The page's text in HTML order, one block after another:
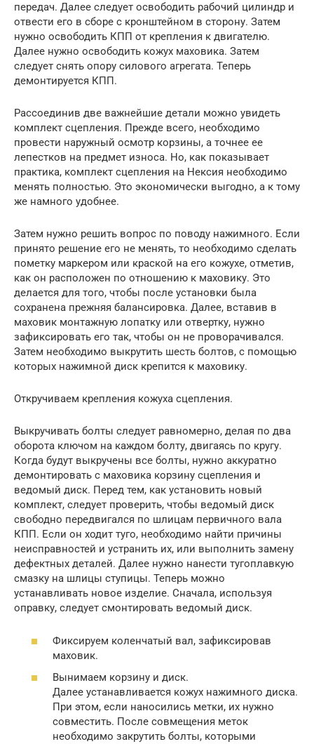
передач. Далее следует освободить рабочий цилиндр и
отвести его в сборе с кронштейном в сторону. Затем
нужно освободить КПП от крепления к двигателю.
Далее нужно освободить кожух маховика. Затем
следует снять опору силового агрегата. Теперь
демонтируется КПП.
Рассоединив две важнейшие детали можно увидеть
комплект сцепления. Прежде всего, необходимо
провести наружный осмотр корзины, а точнее ее
лепестков на предмет износа. Но, как показывает
практика, комплект сцепления на Нексия необходимо
менять полностью. Это экономически выгодно, а к тому
же намного удобнее.
Затем нужно решить вопрос по поводу нажимного. Если
принято решение его не менять, то необходимо сделать
пометку маркером или краской на его кожухе, отметив,
как он расположен по отношению к маховику. Это
делается для того, чтобы после установки была
сохранена прежняя балансировка. Далее, вставив в
маховик монтажную лопатку или отвертку, нужно
зафиксировать его так, чтобы он не проворачивался.
Затем необходимо выкрутить шесть болтов, с помощью
которых нажимной диск крепится к маховику.
Откручиваем крепления кожуха сцепления.
Выкручивать болты следует равномерно, делая по два
оборота ключом на каждом болту, двигаясь по кругу.
Когда будут выкручены все болты, нужно аккуратно
демонтировать с маховика корзину сцепления и
ведомый диск. Перед тем, как установить новый
комплект, следует проверить, чтобы ведомый диск
свободно передвигался по шлицам первичного вала
КПП. Если он ходит туго, необходимо найти причины
неисправностей и устранить их, или выполнить замену
дефектных деталей. Далее нужно нанести тугоплавкую
смазку на шлицы ступицы. Теперь можно
устанавливать новое изделие. Сначала, используя
оправку, следует смонтировать ведомый диск.
Фиксируем коленчатый вал, зафиксировав
маховик.
Вынимаем корзину и диск.
Далее устанавливается кожух нажимного диска.
При этом, если наносились метки, их нужно
совместить. После совмещения меток
необходимо закрутить болты, которыми